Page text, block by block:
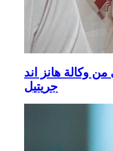
من وكالة هانز اند
جريتيل